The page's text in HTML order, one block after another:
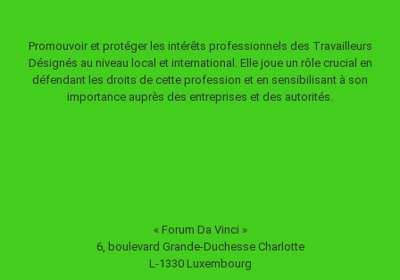
Promouvoir et protéger les intérêts professionnels des Travailleurs
Désignés au niveau local et international. Elle joue un rôle crucial en
défendant les droits de cette profession et en sensibilisant à son
importance auprès des entreprises et des autorités.
« Forum Da Vinci »
6, boulevard Grande-Duchesse Charlotte
L-1330 Luxembourg